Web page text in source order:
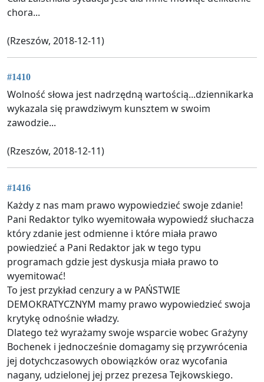
chora...
(Rzeszów, 2018-12-11)
#1410
Wolność słowa jest nadrzędną wartością...dziennikarka
wykazala się prawdziwym kunsztem w swoim
zawodzie...
(Rzeszów, 2018-12-11)
#1416
Każdy z nas mam prawo wypowiedzieć swoje zdanie!
Pani Redaktor tylko wyemitowała wypowiedź słuchacza
który zdanie jest odmienne i które miała prawo
powiedzieć a Pani Redaktor jak w tego typu
programach gdzie jest dyskusja miała prawo to
wyemitować!
To jest przykład cenzury a w PAŃSTWIE
DEMOKRATYCZNYM mamy prawo wypowiedzieć swoja
krytykę odnośnie władzy.
Dlatego też wyrażamy swoje wsparcie wobec Grażyny
Bochenek i jednocześnie domagamy się przywrócenia
jej dotychczasowych obowiązków oraz wycofania
nagany, udzielonej jej przez prezesa Tejkowskiego.